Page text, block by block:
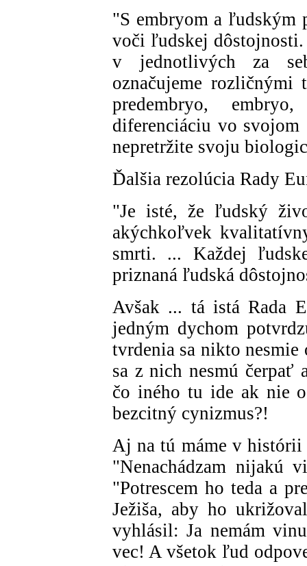
"S embryom a ľudským
voči ľudskej
v jednotlivých za
označujeme rozličnými
predembryo,
diferenciáciu vo svojom
nepretržite svoju
Ďalšia rezolúcia Rady
"Je isté, že ľudský
akýchkoľvek
smrti. ... Každej
priznaná ľudská
Avšak ... tá istá Rada
jedným dychom
tvrdenia sa nikto
sa z nich nesmú čerpať
čo iného tu ide ak nie
bezcitný cynizmus?!
Aj na tú máme v
"Nenachádzam nijakú
"Potrescem ho teda a
Ježiša, aby ho
vyhlásil: Ja nemám
vec! A všetok ľud